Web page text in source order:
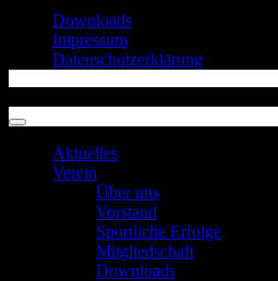
Downloads
Impressum
Datenschutzerklärung
Aktuelles
Verein
Über uns
Vorstand
Sportliche Erfolge
Mitgliedschaft
Downloads